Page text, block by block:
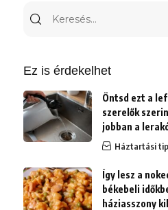
Ez is érdekelhet
Öntsd ezt a
szerelők
jobban a
Háztartási
Így lesz a
békebeli
háziasszony